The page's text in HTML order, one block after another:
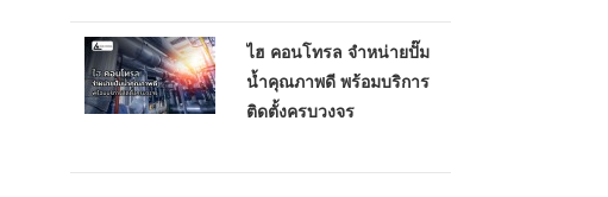
ไฮ คอนโทรล จำหน่ายปั๊ม
น้ำคุณภาพดี พร้อมบริการ
ติดตั้งครบวงจร